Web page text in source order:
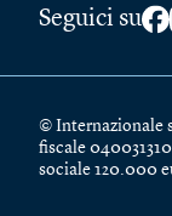
Seguici su
© Internazionale
fiscale
sociale 120.000